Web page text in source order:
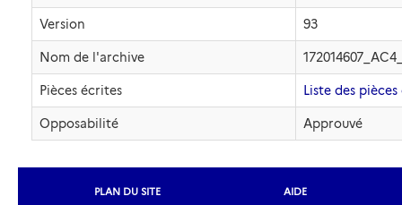
Version 93
Nom de l'archive
Pièces écrites Liste des
Opposabilité Approuvé
PLAN DU SITE
AIDE